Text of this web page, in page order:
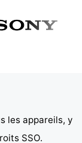
les appareils, y
SSO.